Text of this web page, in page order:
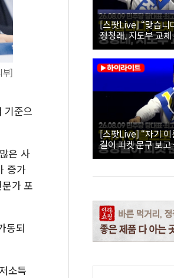
부]
기준으
은 사
증가
가 포
동되
소득
[스팟Live] “맞습니
정청래, 지도부 교체
26.08.09 더불어민
보 대구·경북 합동
[스팟Live] “자기
길이 피켓 문구 보
더불어민주당 당대